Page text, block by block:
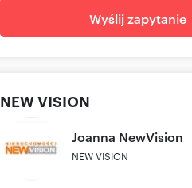
Wyślij zapytanie
NEW VISION
Joanna NewVision
NEW VISION